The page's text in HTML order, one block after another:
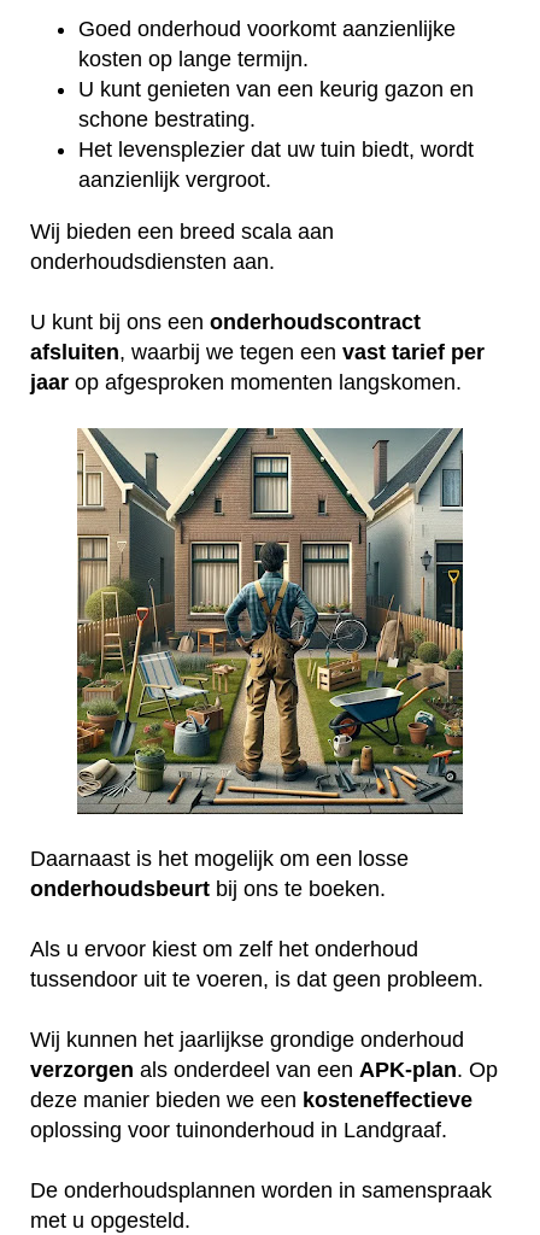
Goed onderhoud voorkomt aanzienlijke
kosten op lange termijn.
U kunt genieten van een keurig gazon en
schone bestrating.
Het levensplezier dat uw tuin biedt, wordt
aanzienlijk vergroot.
Wij bieden een breed scala aan
onderhoudsdiensten aan.
U kunt bij ons een onderhoudscontract
afsluiten, waarbij we tegen een vast tarief per
jaar op afgesproken momenten langskomen.
Daarnaast is het mogelijk om een losse
onderhoudsbeurt bij ons te boeken.
Als u ervoor kiest om zelf het onderhoud
tussendoor uit te voeren, is dat geen probleem.
Wij kunnen het jaarlijkse grondige onderhoud
verzorgen als onderdeel van een APK-plan. Op
deze manier bieden we een kosteneffectieve
oplossing voor tuinonderhoud in Landgraaf.
De onderhoudsplannen worden in samenspraak
met u opgesteld.